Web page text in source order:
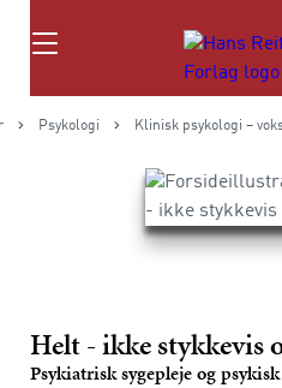
Søg
Psykologi Klinisk psykologi –
Helt - ikke stykkevis
Psykiatrisk sygepleje og